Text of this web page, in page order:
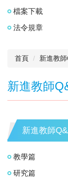
檔案下載
法令規章
首頁 新進教
新進教師
新進教師
教學篇
研究篇